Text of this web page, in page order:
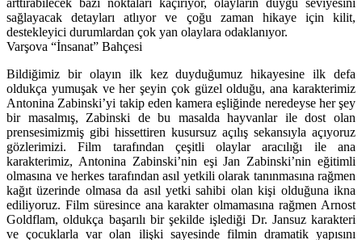
sağlayacak detayları atlıyor ve çoğu zaman hikaye için kilit,
destekleyici durumlardan çok yan olaylara odaklanıyor.
Varşova “İnsanat” Bahçesi
Bildiğimiz bir olayın ilk kez duyduğumuz hikayesine ilk defa
oldukça yumuşak ve her şeyin çok güzel olduğu, ana karakterimiz
Antonina Zabinski’yi takip eden kamera eşliğinde neredeyse her şey
bir masalmış, Zabinski de bu masalda hayvanlar ile dost olan
prensesimizmiş gibi hissettiren kusursuz açılış sekansıyla açıyoruz
gözlerimizi. Film tarafından çeşitli olaylar aracılığı ile ana
karakterimiz, Antonina Zabinski’nin eşi Jan Zabinski’nin eğitimli
olmasına ve herkes tarafından asıl yetkili olarak tanınmasına rağmen
kağıt üzerinde olmasa da asıl yetki sahibi olan kişi olduğuna ikna
ediliyoruz. Film süresince ana karakter olmamasına rağmen Arnost
Goldflam, oldukça başarılı bir şekilde işlediği Dr. Jansuz karakteri
ve çocuklarla var olan ilişki sayesinde filmin dramatik yapısını